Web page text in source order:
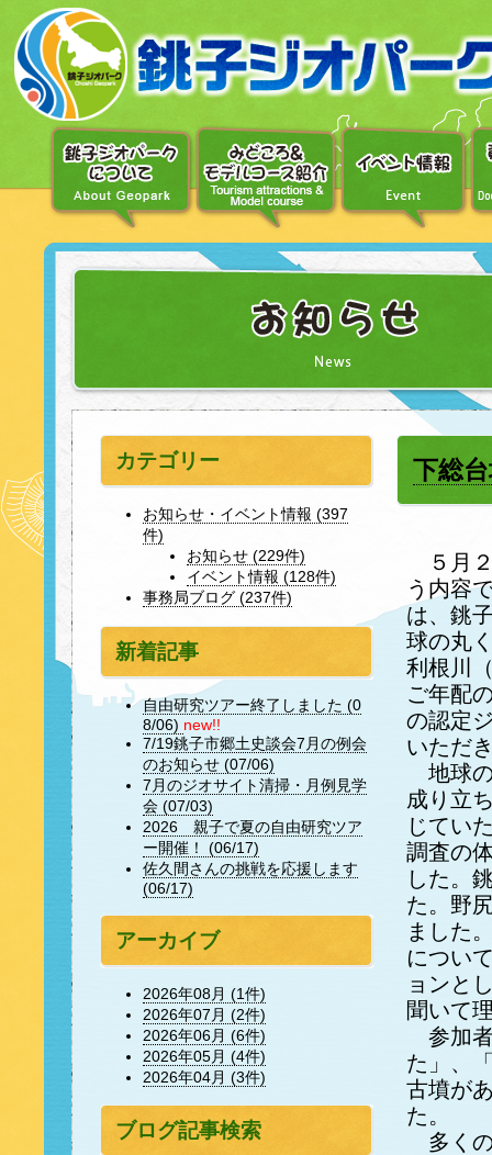
ュ
ー
下総
５月２
う内容
は、銚
球の丸
利根川
ご年配
の認定
いただ
地球の
成り立
じてい
調査の
した。
た。野
ました
につい
ョンと
聞いて
参加者
た」、
古墳が
た。
多くの
カテゴリー
お知らせ・イベント情報 (397
件)
お知らせ (229件)
イベント情報 (128件)
事務局ブログ (237件)
新着記事
自由研究ツアー終了しました (0
8/06) new!!
7/19銚子市郷土史談会7月の例会
のお知らせ (07/06)
7月のジオサイト清掃・月例見学
会 (07/03)
2026 親子で夏の自由研究ツア
ー開催！ (06/17)
佐久間さんの挑戦を応援します
(06/17)
アーカイブ
2026年08月 (1件)
2026年07月 (2件)
2026年06月 (6件)
2026年05月 (4件)
2026年04月 (3件)
ブログ記事検索